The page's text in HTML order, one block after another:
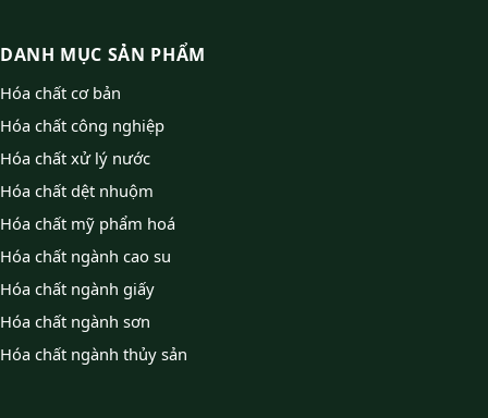
DANH MỤC SẢN PHẨM
Hóa chất cơ bản
Hóa chất công nghiệp
Hóa chất xử lý nước
Hóa chất dệt nhuộm
Hóa chất mỹ phẩm hoá
Hóa chất ngành cao su
Hóa chất ngành giấy
Hóa chất ngành sơn
Hóa chất ngành thủy sản